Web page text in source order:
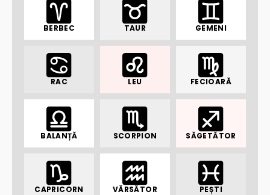
BERBEC TAUR GEMENI
RAC LEU FECIOARĂ
BALANȚĂ SCORPION SĂGETĂTOR
CAPRICORN VĂRSĂTOR PEȘTI